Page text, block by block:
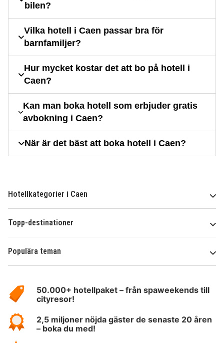
bilen?
Vilka hotell i Caen passar bra för
barnfamiljer?
Hur mycket kostar det att bo på hotell i
Caen?
Kan man boka hotell som erbjuder gratis
avbokning i Caen?
När är det bäst att boka hotell i Caen?
Hotellkategorier i Caen
Topp-destinationer
Populära teman
HotelSpecials50.000+ hotellpaket – från spaweekends till
cityresor!
2,5 miljoner nöjda gäster de senaste 20 åren
– boka du med!